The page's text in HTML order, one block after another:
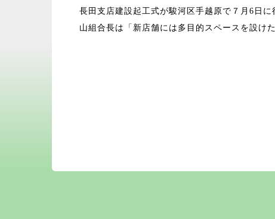
長田支店建設起工式が駿河区手越原で７月6日
山組合長は「新店舗には多目的スペースを設け